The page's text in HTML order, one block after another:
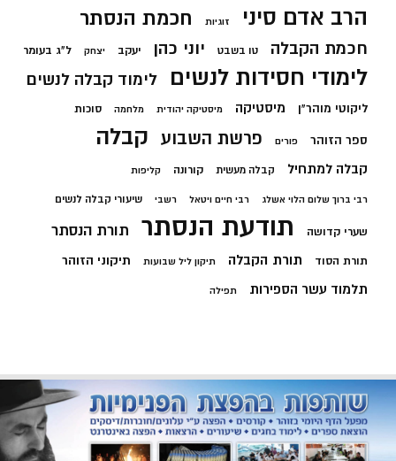
הרב אדם סיני זוגיות חכמת הנסתר
חכמת הקבלה טו בשבט יוני כהן יעקב יצחק ל"ג בעומר
לימודי חסידות לנשים לימוד קבלה לנשים
ליקוטי מוהר"ן מיסטיקה מיסטיקה יהודית מלחמה סוכות
ספר הזוהר פורים פרשת השבוע קבלה
קבלה למתחיל קבלה מעשית קורונה קליפות
רבי ברוך שלום הלוי אשלג רבי חיים ויטאל רשבי שיעורי קבלה לנשים
שערי קדושה תודעת הנסתר תורת הנסתר
תורת הסוד תורת הקבלה תיקון ליל שבועות תיקוני הזוהר
תלמוד עשר הספירות תפילה